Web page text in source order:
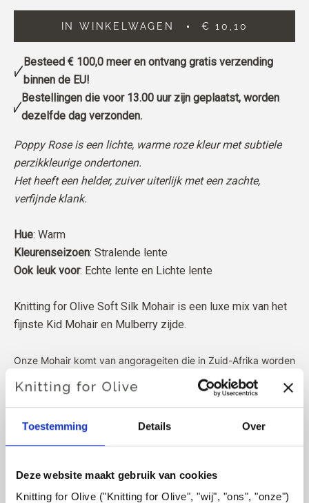
Toestemming Details Over
Deze website maakt gebruik van cookies
Knitting for Olive ("Knitting for Olive", "wij", "ons", "onze")
IN WINKELWAGEN € 10,10
Besteed € 100,0meer en ontvang gratis verzending
binnen de EU!
Bestellingen die voor 13.00 uur zijn geplaatst, worden
dezelfde dag verzonden.
Poppy Rose is een lichte, warme roze kleur met subtiele
perzikkleurige ondertonen.
Het heeft een helder, zuiver uiterlijk met een zachte,
verfijnde klank.
Hue: Warm
Kleurenseizoen: Stralende lente
Ook leuk voor: Echte lente en Lichte lente
Knitting for Olive Soft Silk Mohair is een luxe mix van het
fijnste Kid Mohair en Mulberry zijde.
Onze Mohair komt van angorageiten die in Zuid-Afrika worden
gefokt, en het garen wordt ook lokaal geproduceerd. Onze
garens zijn traceerbaar tot de individuele boerderijen, wat
en geiten onze wol afkomstig is.